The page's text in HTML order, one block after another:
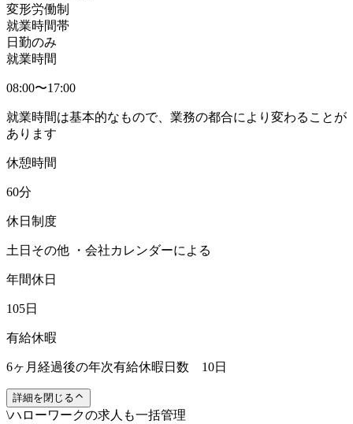
変形労働制
就業時間帯
日勤のみ
就業時間
08:00〜17:00
就業時間は基本的なもので、業務の都合により変わることが
あります
休憩時間
60分
休日制度
土日その他 ・会社カレンダーによる
年間休日
105日
有給休暇
6ヶ月経過後の年次有給休暇日数 10日
詳細を閉じる
\ハローワークの求人も一括管理